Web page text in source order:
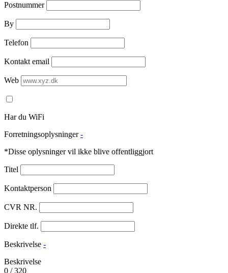
Postnummer
By
Telefon
Kontakt email
Web
Har du WiFi
Forretningsoplysninger -
*Disse oplysninger vil ikke blive offentliggjort
Titel
Kontaktperson
CVR NR.
Direkte tlf.
Beskrivelse -
Beskrivelse
0 /320